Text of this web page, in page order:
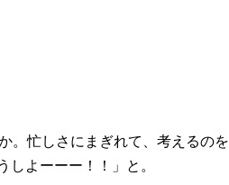
。忙しさにまぎれて、考えるのを
よーーー！！」と。